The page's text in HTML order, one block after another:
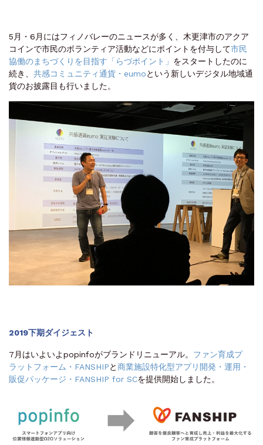
5月・6月にはフィノバレーのニュースが多く、木更津市のアクア
コインで市民のボランティア活動などにポイントを付与して市民
協働のまちづくりを目指す「らづポイント」 をスタートしたのに
続き、 共感コミュニティ通貨・eumoという新しいデジタル地域通
貨のお披露目も行いました。
2019下期ダイジェスト
7月はいよいよpopinfoがブランドリニューアル。 ファン育成プ
ラットフォーム・FANSHIPと商業施設特化型アプリ開発・運用・
販促パッケージ・FANSHIP for SCを提供開始しました。